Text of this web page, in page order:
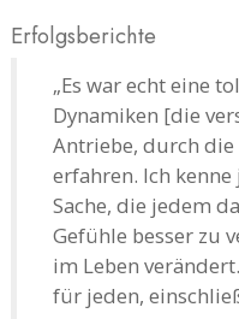
Erfolgsberichte
„Es war echt eine
Dynamiken [die
Antriebe, durch
erfahren. Ich
Sache, die jedem
Gefühle besser zu
im Leben
für jeden,